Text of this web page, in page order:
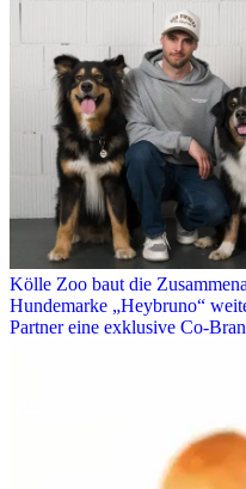
Kölle Zoo baut die
Hundemarke „Heybruno“
Partner eine exklusive Co-